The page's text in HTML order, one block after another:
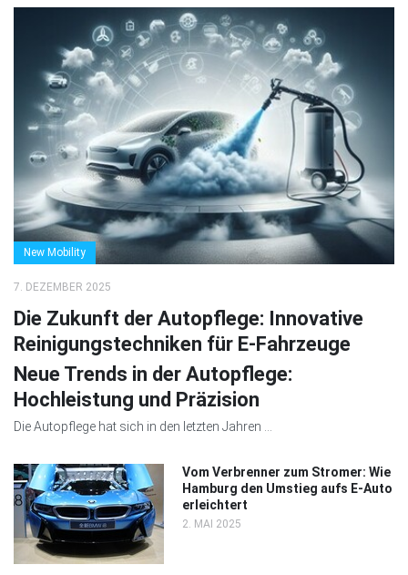
New Mobility
7. DEZEMBER 2025
Die Zukunft der Autopflege: Innovative
Reinigungstechniken für E-Fahrzeuge
Neue Trends in der Autopflege:
Hochleistung und Präzision
Die Autopflege hat sich in den letzten Jahren ...
Vom Verbrenner zum Stromer: Wie
Hamburg den Umstieg aufs E-Auto
erleichtert
2. MAI 2025